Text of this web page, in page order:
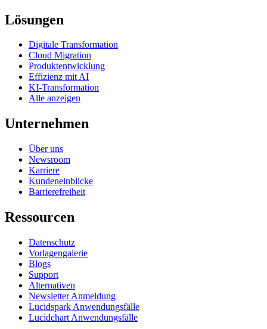
Lösungen
Digitale Transformation
Cloud Migration
Produktentwicklung
Effizienz mit AI
KI-Transformation
Alle anzeigen
Unternehmen
Über uns
Newsroom
Karriere
Kundeneinblicke
Barrierefreiheit
Ressourcen
Datenschutz
Vorlagengalerie
Blogs
Support
Alternativen
Newsletter Anmeldung
Lucidspark Anwendungsfälle
Lucidchart Anwendungsfälle